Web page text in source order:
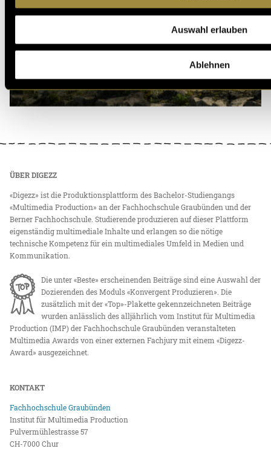
Auswahl erlauben
Ablehnen
ÜBER DIGEZZ
«Digezz» ist die Produktionsplattform des Bachelor-Studiengangs
«Multimedia Production» an der Fachhochschule Graubünden und der
Berner Fachhochschule. Studierende produzieren auf dieser Plattform
eigenständig multimediale Inhalte und erlangen so die nötige
technische Kompetenz für ein multimediales Umfeld in Medien und
Kommunikation.
Die unter «Beste» erscheinenden Beiträge sind eine Auswahl der
Dozierenden des Moduls «Konvergent Produzieren». Die
zusätzlich mit der «Top»-Plakette gekennzeichneten Beiträge
wurden anlässlich des alljährlich vom Institut für Multimedia
Production (IMP) der Fachhochschule Graubünden veranstalteten
Multimedia Awards von einer externen Fachjury mit einem «Digezz-
Award» ausgezeichnet.
KONTAKT
Fachhochschule Graubünden
Institut für Multimedia Production
Pulvermühlestrasse 57
CH-7000 Chur